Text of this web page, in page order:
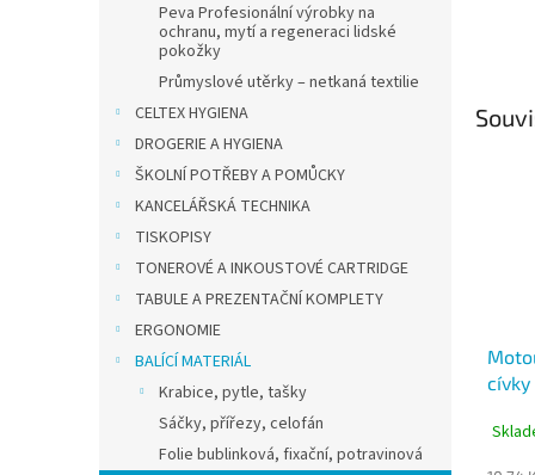
Peva Profesionální výrobky na
ochranu, mytí a regeneraci lidské
pokožky
Průmyslové utěrky – netkaná textilie
CELTEX HYGIENA
DROGERIE A HYGIENA
ŠKOLNÍ POTŘEBY A POMŮCKY
KANCELÁŘSKÁ TECHNIKA
TISKOPISY
TONEROVÉ A INKOUSTOVÉ CARTRIDGE
TABULE A PREZENTAČNÍ KOMPLETY
ERGONOMIE
BALÍCÍ MATERIÁL
Krabice, pytle, tašky
Sáčky, přířezy, celofán
Folie bublinková, fixační, potravinová
cívky